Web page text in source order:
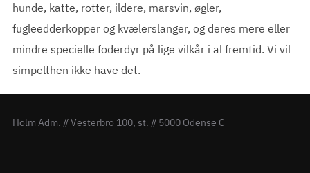
hunde, katte, rotter, ildere, marsvin, øgler,
fugleedderkopper og kvælerslanger, og deres mere eller
mindre specielle foderdyr på lige vilkår i al fremtid. Vi vil
simpelthen ikke have det.
Holm Adm. // Vesterbro 100, st. // 5000 Odense C